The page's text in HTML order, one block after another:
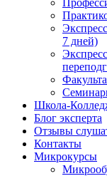
7 дней)
Школа-
Блог эксперта
Отзывы
Контакты
Микрокурсы